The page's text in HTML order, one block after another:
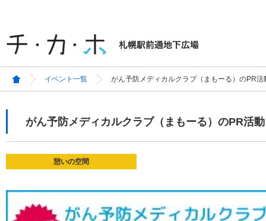
イベント一覧 がん予防メディカルクラブ（まもーる）のPR活
がん予防メディカルクラブ（まもーる）のPR活動
憩いの空間